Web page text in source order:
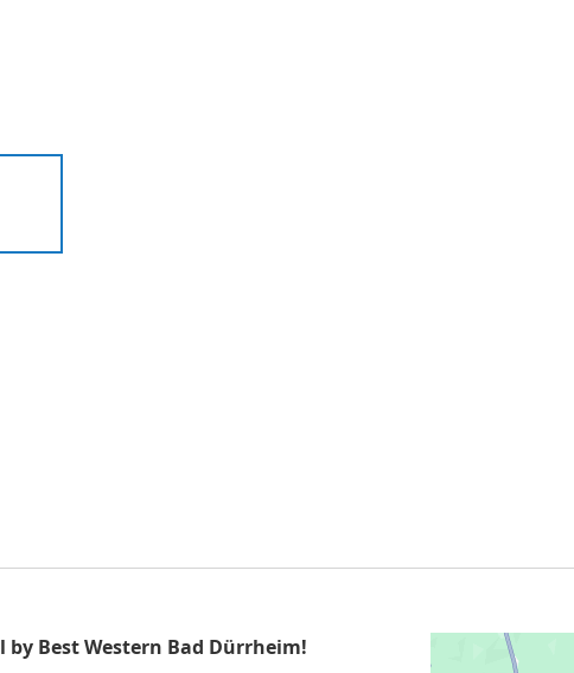
Best Western Bad Dürrheim!